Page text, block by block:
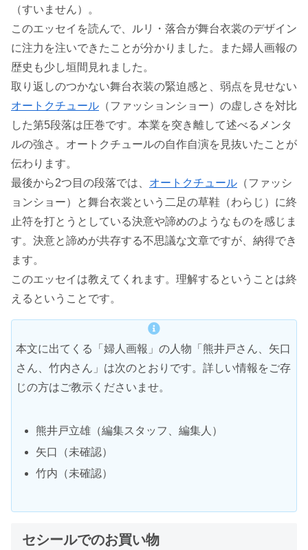
（すいません）。
このエッセイを読んで、ルリ・落合が舞台衣裳のデザイン
に注力を注いできたことが分かりました。また婦人画報の
歴史も少し垣間見れました。
取り返しのつかない舞台衣装の緊迫感と、弱点を見せない
オートクチュール （ファッションショー）の虚しさを対比
した第5段落は圧巻です。本業を突き離して述べるメンタ
ルの強さ。オートクチュールの自作自演を見抜いたことが
伝わります。
最後から2つ目の段落では、 オートクチュール （ファッシ
ョンショー）と舞台衣裳という二足の草鞋（わらじ）に終
止符を打とうとしている決意や諦めのようなものを感じま
す。決意と諦めが共存する不思議な文章ですが、納得でき
ます。
このエッセイは教えてくれます。理解するということは終
えるということです。
本文に出てくる「婦人画報」の人物「熊井戸さん、矢口
さん、竹内さん」は次のとおりです。詳しい情報をご存
じの方はご教示くださいませ。
熊井戸立雄（編集スタッフ、編集人）
矢口（未確認）
竹内（未確認）
セシールでのお買い物